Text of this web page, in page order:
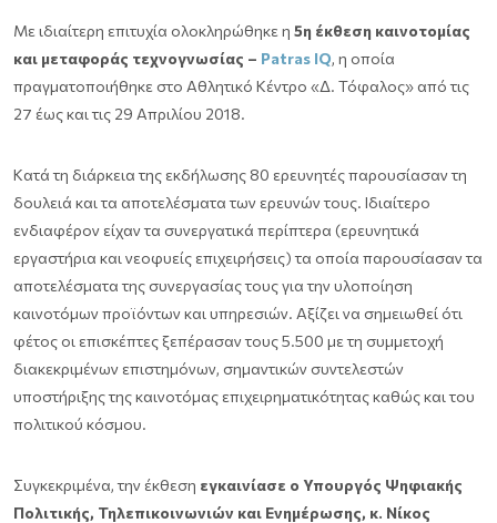
Με ιδιαίτερη επιτυχία ολοκληρώθηκε η 5η έκθεση καινοτομίας
και μεταφοράς τεχνογνωσίας – Patras IQ, η οποία
πραγματοποιήθηκε στο Αθλητικό Κέντρο «Δ. Τόφαλος» από τις
27 έως και τις 29 Απριλίου 2018.
Κατά τη διάρκεια της εκδήλωσης 80 ερευνητές παρουσίασαν τη
δουλειά και τα αποτελέσματα των ερευνών τους. Ιδιαίτερο
ενδιαφέρον είχαν τα συνεργατικά περίπτερα (ερευνητικά
εργαστήρια και νεοφυείς επιχειρήσεις) τα οποία παρουσίασαν τα
αποτελέσματα της συνεργασίας τους για την υλοποίηση
καινοτόμων προϊόντων και υπηρεσιών. Αξίζει να σημειωθεί ότι
φέτος οι επισκέπτες ξεπέρασαν τους 5.500 με τη συμμετοχή
διακεκριμένων επιστημόνων, σημαντικών συντελεστών
υποστήριξης της καινοτόμας επιχειρηματικότητας καθώς και του
πολιτικού κόσμου.
Συγκεκριμένα, την έκθεση εγκαινίασε ο Υπουργός Ψηφιακής
Πολιτικής, Τηλεπικοινωνιών και Ενημέρωσης, κ. Νίκος